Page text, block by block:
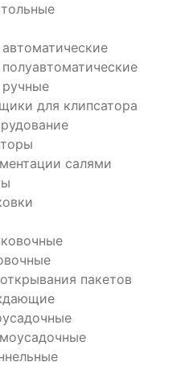
для клипсатора
салями
пакетов